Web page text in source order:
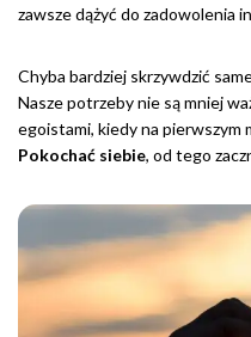
zawsze dążyć do zadowolenia
Chyba bardziej skrzywdzić
Nasze potrzeby nie są mniej
egoistami, kiedy na pierwszym
Pokochać siebie, od tego